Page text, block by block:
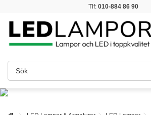
Tlf: 010-884 86 90